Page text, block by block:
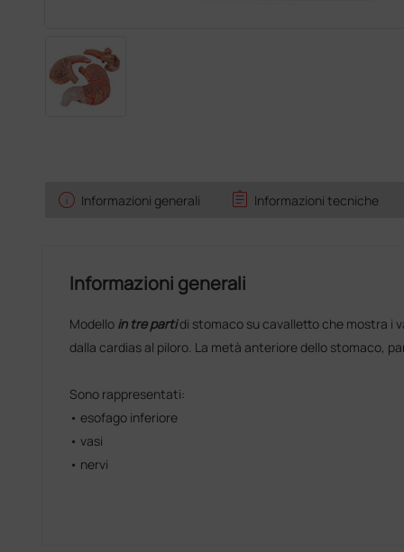
info Informazioni generali assignment Informazioni tecniche
Informazioni generali
Modello in tre partidi stomaco su cavalletto che mostra i
dalla cardias al piloro. La metà anteriore dello stomaco,
Sono rappresentati:
• esofago inferiore
• vasi
• nervi